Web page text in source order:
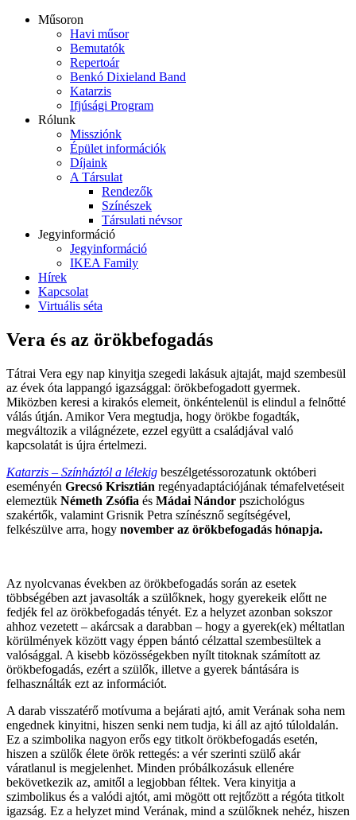
Műsoron
Havi műsor
Bemutatók
Repertoár
Benkó Dixieland Band
Katarzis
Ifjúsági Program
Rólunk
Missziónk
Épület információk
Díjaink
A Társulat
Rendezők
Színészek
Társulati névsor
Jegyinformáció
Jegyinformáció
IKEA Family
Hírek
Kapcsolat
Virtuális séta
Vera és az örökbefogadás
Tátrai Vera egy nap kinyitja szegedi lakásuk ajtaját, majd szembesül
az évek óta lappangó igazsággal: örökbefogadott gyermek.
Miközben keresi a kirakós elemeit, önkéntelenül is elindul a felnőtté
válás útján. Amikor Vera megtudja, hogy örökbe fogadták,
megváltozik a világnézete, ezzel együtt a családjával való
kapcsolatát is újra értelmezi.
Katarzis – Színháztól a lélekig beszélgetéssorozatunk októberi
eseményén Grecsó Krisztián regényadaptációjának témafelvetéseit
elemeztük Németh Zsófia és Mádai Nándor pszichológus
szakértők, valamint Grisnik Petra színésznő segítségével,
felkészülve arra, hogy november az örökbefogadás hónapja.
Az nyolcvanas években az örökbefogadás során az esetek
többségében azt javasolták a szülőknek, hogy gyerekeik előtt ne
fedjék fel az örökbefogadás tényét. Ez a helyzet azonban sokszor
ahhoz vezetett – akárcsak a darabban – hogy a gyerek(ek) méltatlan
körülmények között vagy éppen bántó célzattal szembesültek a
valósággal. A kisebb közösségekben nyílt titoknak számított az
örökbefogadás, ezért a szülők, illetve a gyerek bántására is
felhasználták ezt az információt.
A darab visszatérő motívuma a bejárati ajtó, amit Verának soha nem
engednek kinyitni, hiszen senki nem tudja, ki áll az ajtó túloldalán.
Ez a szimbolika nagyon erős egy titkolt örökbefogadás esetén,
hiszen a szülők élete örök rettegés: a vér szerinti szülő akár
váratlanul is megjelenhet. Minden próbálkozásuk ellenére
bekövetkezik az, amitől a legjobban féltek. Vera kinyitja a
szimbolikus és a valódi ajtót, ami mögött ott rejtőzött a régóta titkolt
igazság. Ez a helyzet mind Verának, mind a szülőknek nehéz, hiszen